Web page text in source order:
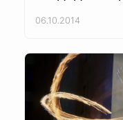
06.10.2014